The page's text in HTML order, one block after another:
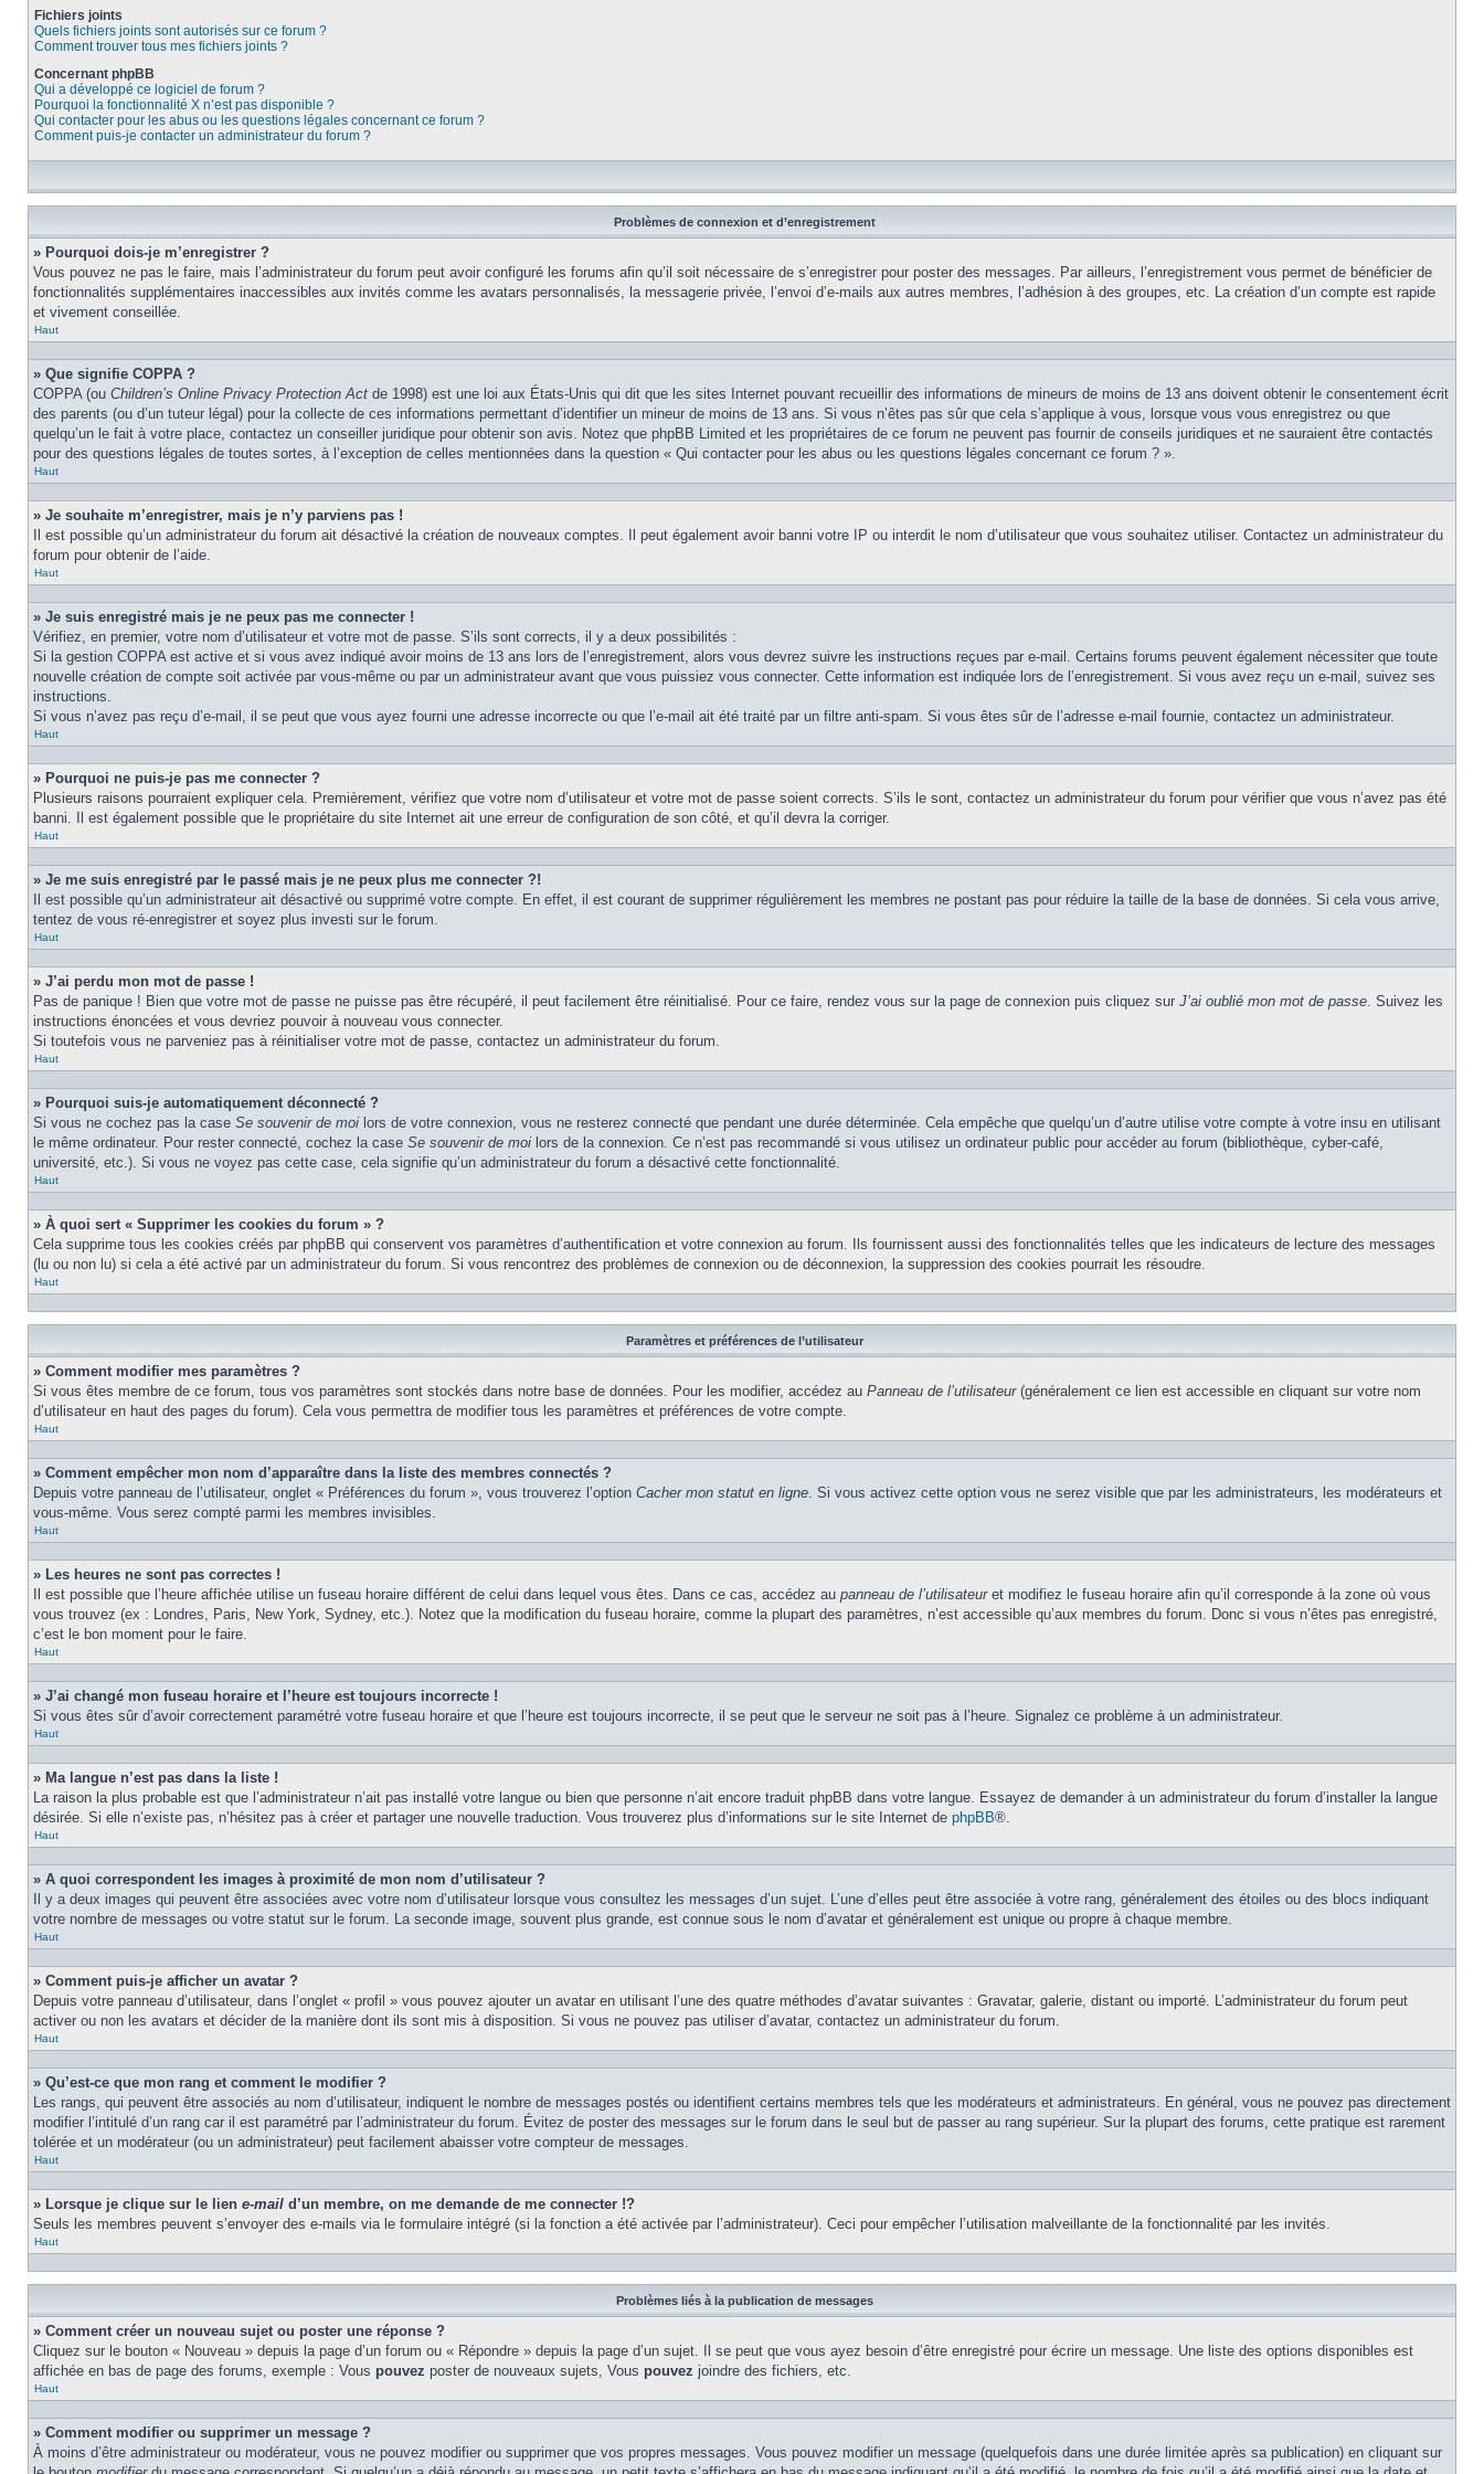
Fichiers joints
Quels fichiers joints sont autorisés sur ce forum ?
Comment trouver tous mes fichiers joints ?
Concernant phpBB
Qui a développé ce logiciel de forum ?
Pourquoi la fonctionnalité X n’est pas disponible ?
Qui contacter pour les abus ou les questions légales concernant ce forum ?
Comment puis-je contacter un administrateur du forum ?
Problèmes de connexion et d’enregistrement
» Pourquoi dois-je m’enregistrer ?
Vous pouvez ne pas le faire, mais l’administrateur du forum peut avoir configuré les forums afin qu’il soit nécessaire de s’enregistrer pour poster des messages. Par ailleurs, l’enregistrement vous permet de bénéficier de
fonctionnalités supplémentaires inaccessibles aux invités comme les avatars personnalisés, la messagerie privée, l’envoi d’e-mails aux autres membres, l’adhésion à des groupes, etc. La création d’un compte est rapide
et vivement conseillée.
Haut
» Que signifie COPPA ?
COPPA (ou Children’s Online Privacy Protection Act de 1998) est une loi aux États-Unis qui dit que les sites Internet pouvant recueillir des informations de mineurs de moins de 13 ans doivent obtenir le consentement écrit
des parents (ou d’un tuteur légal) pour la collecte de ces informations permettant d’identifier un mineur de moins de 13 ans. Si vous n’êtes pas sûr que cela s’applique à vous, lorsque vous vous enregistrez ou que
quelqu’un le fait à votre place, contactez un conseiller juridique pour obtenir son avis. Notez que phpBB Limited et les propriétaires de ce forum ne peuvent pas fournir de conseils juridiques et ne sauraient être contactés
pour des questions légales de toutes sortes, à l’exception de celles mentionnées dans la question « Qui contacter pour les abus ou les questions légales concernant ce forum ? ».
Haut
» Je souhaite m’enregistrer, mais je n’y parviens pas !
Il est possible qu’un administrateur du forum ait désactivé la création de nouveaux comptes. Il peut également avoir banni votre IP ou interdit le nom d’utilisateur que vous souhaitez utiliser. Contactez un administrateur du
forum pour obtenir de l’aide.
Haut
» Je suis enregistré mais je ne peux pas me connecter !
Vérifiez, en premier, votre nom d’utilisateur et votre mot de passe. S’ils sont corrects, il y a deux possibilités :
Si la gestion COPPA est active et si vous avez indiqué avoir moins de 13 ans lors de l’enregistrement, alors vous devrez suivre les instructions reçues par e-mail. Certains forums peuvent également nécessiter que toute
nouvelle création de compte soit activée par vous-même ou par un administrateur avant que vous puissiez vous connecter. Cette information est indiquée lors de l’enregistrement. Si vous avez reçu un e-mail, suivez ses
instructions.
Si vous n’avez pas reçu d’e-mail, il se peut que vous ayez fourni une adresse incorrecte ou que l’e-mail ait été traité par un filtre anti-spam. Si vous êtes sûr de l’adresse e-mail fournie, contactez un administrateur.
Haut
» Pourquoi ne puis-je pas me connecter ?
Plusieurs raisons pourraient expliquer cela. Premièrement, vérifiez que votre nom d’utilisateur et votre mot de passe soient corrects. S’ils le sont, contactez un administrateur du forum pour vérifier que vous n’avez pas été
banni. Il est également possible que le propriétaire du site Internet ait une erreur de configuration de son côté, et qu’il devra la corriger.
Haut
» Je me suis enregistré par le passé mais je ne peux plus me connecter ?!
Il est possible qu’un administrateur ait désactivé ou supprimé votre compte. En effet, il est courant de supprimer régulièrement les membres ne postant pas pour réduire la taille de la base de données. Si cela vous arrive,
tentez de vous ré-enregistrer et soyez plus investi sur le forum.
Haut
» J’ai perdu mon mot de passe !
Pas de panique ! Bien que votre mot de passe ne puisse pas être récupéré, il peut facilement être réinitialisé. Pour ce faire, rendez vous sur la page de connexion puis cliquez sur J’ai oublié mon mot de passe. Suivez les
instructions énoncées et vous devriez pouvoir à nouveau vous connecter.
Si toutefois vous ne parveniez pas à réinitialiser votre mot de passe, contactez un administrateur du forum.
Haut
» Pourquoi suis-je automatiquement déconnecté ?
Si vous ne cochez pas la case Se souvenir de moi lors de votre connexion, vous ne resterez connecté que pendant une durée déterminée. Cela empêche que quelqu’un d’autre utilise votre compte à votre insu en utilisant
le même ordinateur. Pour rester connecté, cochez la case Se souvenir de moi lors de la connexion. Ce n’est pas recommandé si vous utilisez un ordinateur public pour accéder au forum (bibliothèque, cyber-café,
université, etc.). Si vous ne voyez pas cette case, cela signifie qu’un administrateur du forum a désactivé cette fonctionnalité.
Haut
» À quoi sert « Supprimer les cookies du forum » ?
Cela supprime tous les cookies créés par phpBB qui conservent vos paramètres d’authentification et votre connexion au forum. Ils fournissent aussi des fonctionnalités telles que les indicateurs de lecture des messages
(lu ou non lu) si cela a été activé par un administrateur du forum. Si vous rencontrez des problèmes de connexion ou de déconnexion, la suppression des cookies pourrait les résoudre.
Haut
Paramètres et préférences de l’utilisateur
» Comment modifier mes paramètres ?
Si vous êtes membre de ce forum, tous vos paramètres sont stockés dans notre base de données. Pour les modifier, accédez au Panneau de l’utilisateur(généralement ce lien est accessible en cliquant sur votre nom
d’utilisateur en haut des pages du forum). Cela vous permettra de modifier tous les paramètres et préférences de votre compte.
Haut
» Comment empêcher mon nom d’apparaître dans la liste des membres connectés ?
Depuis votre panneau de l’utilisateur, onglet « Préférences du forum », vous trouverez l’option Cacher mon statut en ligne. Si vous activez cette option vous ne serez visible que par les administrateurs, les modérateurs et
vous-même. Vous serez compté parmi les membres invisibles.
Haut
» Les heures ne sont pas correctes !
Il est possible que l’heure affichée utilise un fuseau horaire différent de celui dans lequel vous êtes. Dans ce cas, accédez au panneau de l’utilisateuret modifiez le fuseau horaire afin qu’il corresponde à la zone où vous
vous trouvez (ex : Londres, Paris, New York, Sydney, etc.). Notez que la modification du fuseau horaire, comme la plupart des paramètres, n’est accessible qu’aux membres du forum. Donc si vous n’êtes pas enregistré,
c’est le bon moment pour le faire.
Haut
» J’ai changé mon fuseau horaire et l’heure est toujours incorrecte !
Si vous êtes sûr d’avoir correctement paramétré votre fuseau horaire et que l’heure est toujours incorrecte, il se peut que le serveur ne soit pas à l’heure. Signalez ce problème à un administrateur.
Haut
» Ma langue n’est pas dans la liste !
La raison la plus probable est que l’administrateur n’ait pas installé votre langue ou bien que personne n’ait encore traduit phpBB dans votre langue. Essayez de demander à un administrateur du forum d’installer la langue
désirée. Si elle n’existe pas, n’hésitez pas à créer et partager une nouvelle traduction. Vous trouverez plus d’informations sur le site Internet de phpBB®.
Haut
» A quoi correspondent les images à proximité de mon nom d’utilisateur ?
Il y a deux images qui peuvent être associées avec votre nom d’utilisateur lorsque vous consultez les messages d’un sujet. L’une d’elles peut être associée à votre rang, généralement des étoiles ou des blocs indiquant
votre nombre de messages ou votre statut sur le forum. La seconde image, souvent plus grande, est connue sous le nom d’avatar et généralement est unique ou propre à chaque membre.
Haut
» Comment puis-je afficher un avatar ?
Depuis votre panneau d’utilisateur, dans l’onglet « profil » vous pouvez ajouter un avatar en utilisant l’une des quatre méthodes d’avatar suivantes : Gravatar, galerie, distant ou importé. L’administrateur du forum peut
activer ou non les avatars et décider de la manière dont ils sont mis à disposition. Si vous ne pouvez pas utiliser d’avatar, contactez un administrateur du forum.
Haut
» Qu’est-ce que mon rang et comment le modifier ?
Les rangs, qui peuvent être associés au nom d’utilisateur, indiquent le nombre de messages postés ou identifient certains membres tels que les modérateurs et administrateurs. En général, vous ne pouvez pas directement
modifier l’intitulé d’un rang car il est paramétré par l’administrateur du forum. Évitez de poster des messages sur le forum dans le seul but de passer au rang supérieur. Sur la plupart des forums, cette pratique est rarement
tolérée et un modérateur (ou un administrateur) peut facilement abaisser votre compteur de messages.
Haut
» Lorsque je clique sur le lien e-mail d’un membre, on me demande de me connecter !?
Seuls les membres peuvent s’envoyer des e-mails via le formulaire intégré (si la fonction a été activée par l’administrateur). Ceci pour empêcher l’utilisation malveillante de la fonctionnalité par les invités.
Haut
Problèmes liés à la publication de messages
» Comment créer un nouveau sujet ou poster une réponse ?
Cliquez sur le bouton « Nouveau » depuis la page d’un forum ou « Répondre » depuis la page d’un sujet. Il se peut que vous ayez besoin d’être enregistré pour écrire un message. Une liste des options disponibles est
affichée en bas de page des forums, exemple : Vous pouvez poster de nouveaux sujets, Vous pouvez joindre des fichiers, etc.
Haut
» Comment modifier ou supprimer un message ?
À moins d’être administrateur ou modérateur, vous ne pouvez modifier ou supprimer que vos propres messages. Vous pouvez modifier un message (quelquefois dans une durée limitée après sa publication) en cliquant sur